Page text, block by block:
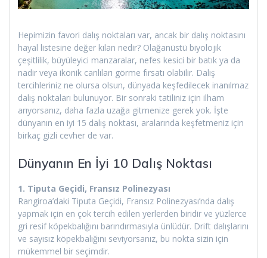
Hepimizin favori dalış noktaları var, ancak bir dalış noktasını
hayal listesine değer kılan nedir? Olağanüstü biyolojik
çeşitlilik, büyüleyici manzaralar, nefes kesici bir batık ya da
nadir veya ikonik canlıları görme fırsatı olabilir. Dalış
tercihleriniz ne olursa olsun, dünyada keşfedilecek inanılmaz
dalış noktaları bulunuyor. Bir sonraki tatiliniz için ilham
arıyorsanız, daha fazla uzağa gitmenize gerek yok. İşte
dünyanın en iyi 15 dalış noktası, aralarında keşfetmeniz için
birkaç gizli cevher de var.
Dünyanın En İyi 10 Dalış Noktası
1. Tiputa Geçidi, Fransız Polinezyası
Rangiroa’daki Tiputa Geçidi, Fransız Polinezyası’nda dalış
yapmak için en çok tercih edilen yerlerden biridir ve yüzlerce
gri resif köpekbalığını barındırmasıyla ünlüdür. Drift dalışlarını
ve sayısız köpekbalığını seviyorsanız, bu nokta sizin için
mükemmel bir seçimdir.